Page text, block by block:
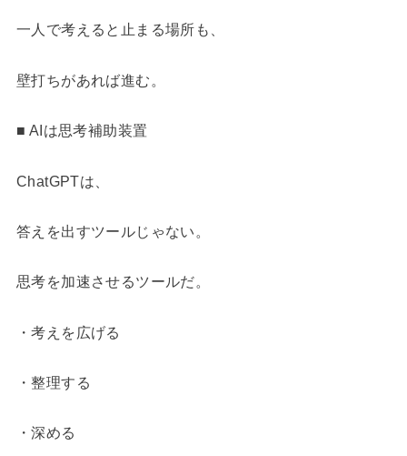
一人で考えると止まる場所も、
壁打ちがあれば進む。
■ AIは思考補助装置
ChatGPTは、
答えを出すツールじゃない。
思考を加速させるツールだ。
・考えを広げる
・整理する
・深める